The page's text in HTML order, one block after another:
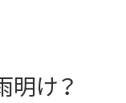
明け？